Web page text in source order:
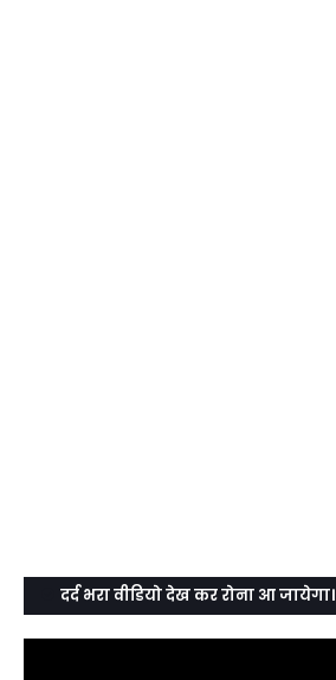
दर्द भरा वीडियो देख कर रोना आ जायेगा।